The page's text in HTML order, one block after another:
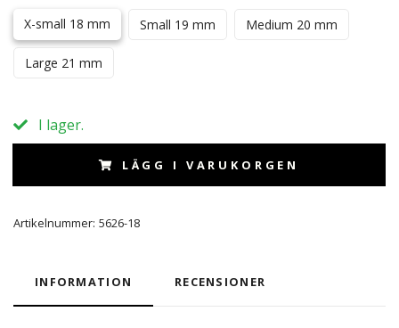
X-small 18 mm Small 19 mm Medium 20 mm
Large 21 mm
I lager.
LÄGG I VARUKORGEN
Artikelnummer: 5626-18
INFORMATION RECENSIONER